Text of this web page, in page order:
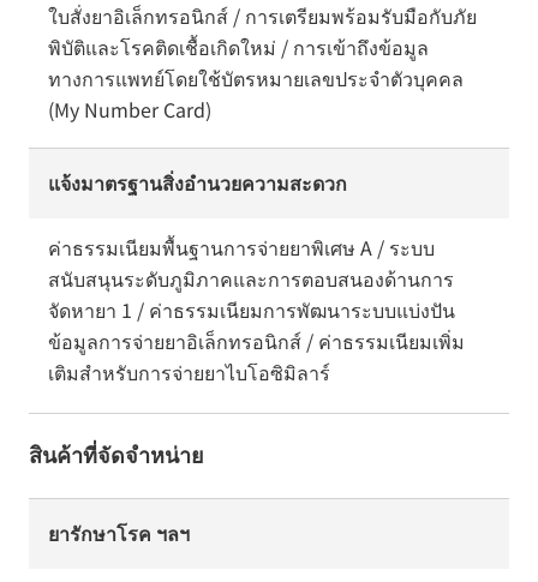
ใบสั่งยาอิเล็กทรอนิกส์ / การเตรียมพร้อมรับมือกับภัย
พิบัติและโรคติดเชื้อเกิดใหม่ / การเข้าถึงข้อมูล
ทางการแพทย์โดยใช้บัตรหมายเลขประจำตัวบุคคล
(My Number Card)
แจ้งมาตรฐานสิ่งอำนวยความสะดวก
ค่าธรรมเนียมพื้นฐานการจ่ายยาพิเศษ A / ระบบ
สนับสนุนระดับภูมิภาคและการตอบสนองด้านการ
จัดหายา 1 / ค่าธรรมเนียมการพัฒนาระบบแบ่งปัน
ข้อมูลการจ่ายยาอิเล็กทรอนิกส์ / ค่าธรรมเนียมเพิ่ม
เติมสำหรับการจ่ายยาไบโอซิมิลาร์
สินค้าที่จัดจำหน่าย
ยารักษาโรค ฯลฯ